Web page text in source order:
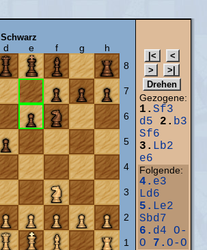
Schwarz
d e f g
h
8
7
6
5
4
3
2
1
Gezogene:
1. Sf3
d5
2. b3
Sf6
3. Lb2
e6
Folgende:
4. e3
Ld6
5. Le2
Sbd7
6. d4
O-
O
7. O-O